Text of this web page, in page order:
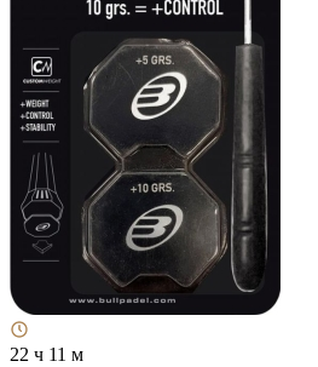
22 ч 11 м